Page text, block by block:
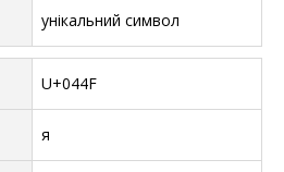
унікальний символ
U+044F
я